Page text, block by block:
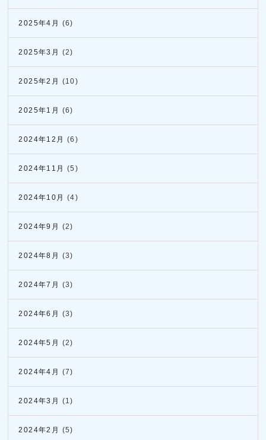
2025年4月 (6)
2025年3月 (2)
2025年2月 (10)
2025年1月 (6)
2024年12月 (6)
2024年11月 (5)
2024年10月 (4)
2024年9月 (2)
2024年8月 (3)
2024年7月 (3)
2024年6月 (3)
2024年5月 (2)
2024年4月 (7)
2024年3月 (1)
2024年2月 (5)